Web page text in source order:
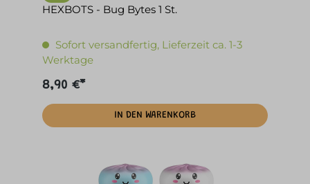
HEXBOTS - Bug Bytes 1 St.
Sofort versandfertig, Lieferzeit ca. 1-3
Werktage
8,90 €*
IN DEN WARENKORB